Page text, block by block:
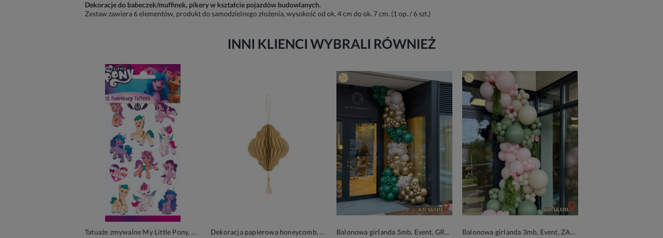
Dekoracje do babeczek/muffinek, pikery w kształcie pojazdów budowlanych.
Zestaw zawiera 6 elementów, produkt do samodzielnego złożenia, wysokość od ok. 4 cm do ok. 7 cm. (1 op. / 6 szt.)
INNI KLIENCI WYBRALI RÓWNIEŻ
Tatuaże zmywalne My Little Pony, mix kolorów | KUCYKI PONY
Dekoracja papierowa honeycomb, Bombka Latarnia, beżowy
Balonowa girlanda 5mb, Event, GREEN, BEIGE AND GOLD (montaż, Kraków)
Balonowa girlanda 3mb, Event, ZAJĄCZEK (montaż, Kraków)